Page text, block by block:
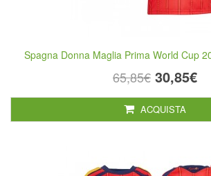
Spagna Donna Maglia Prima World Cup
65,85€ 30,85€
ACQUISTA